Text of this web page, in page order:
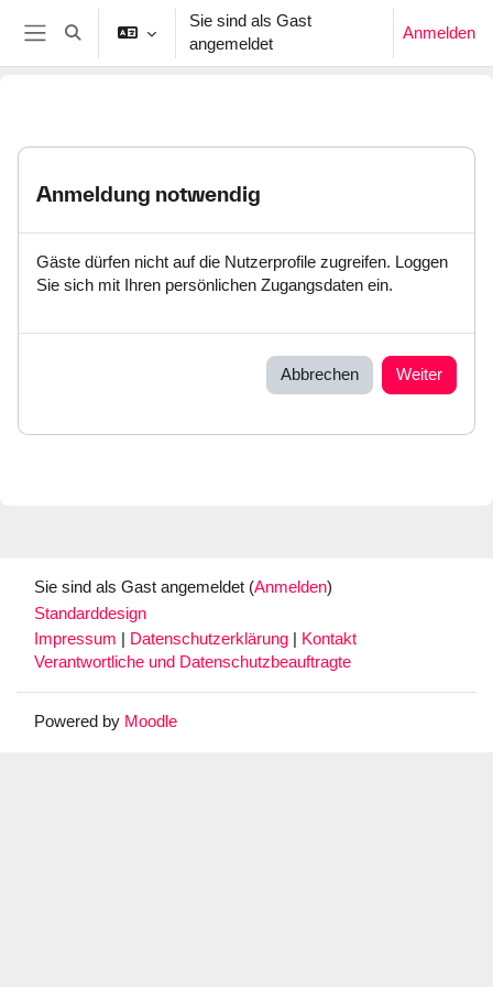
Zum Hauptinhalt
Website-Übersicht
Sucheingabe umschalten
Sie sind als Gast
angemeldet
Anmelden
Anmeldung notwendig
Gäste dürfen nicht auf die Nutzerprofile zugreifen. Loggen
Sie sich mit Ihren persönlichen Zugangsdaten ein.
Abbrechen Weiter
Sie sind als Gast angemeldet (Anmelden)
Standarddesign
Impressum
Datenschutzerklärung
Kontakt
Verantwortliche und Datenschutzbeauftragte
Powered by Moodle